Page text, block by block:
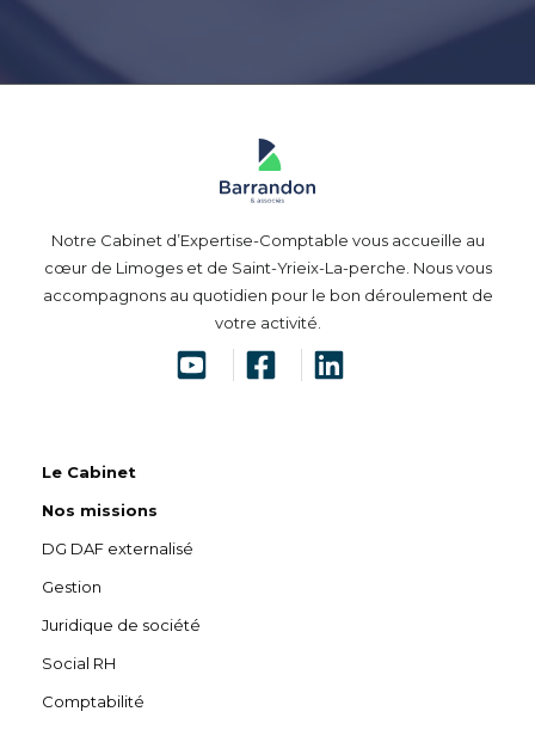
Notre Cabinet d’Expertise-Comptable vous accueille au
cœur de Limoges et de Saint-Yrieix-La-perche. Nous vous
accompagnons au quotidien pour le bon déroulement de
votre activité.
Le Cabinet
Nos missions
DG DAF externalisé
Gestion
Juridique de société
Social RH
Comptabilité